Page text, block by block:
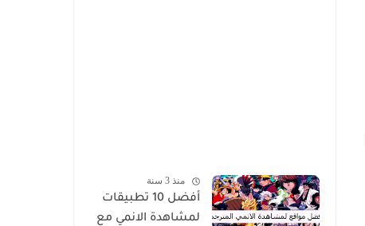
منذ 3 سنة
أفضل 10 تطبيقات
لمشاهدة الانمي مع